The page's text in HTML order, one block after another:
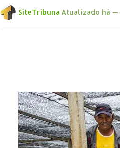
SiteTribuna Atualizado há —